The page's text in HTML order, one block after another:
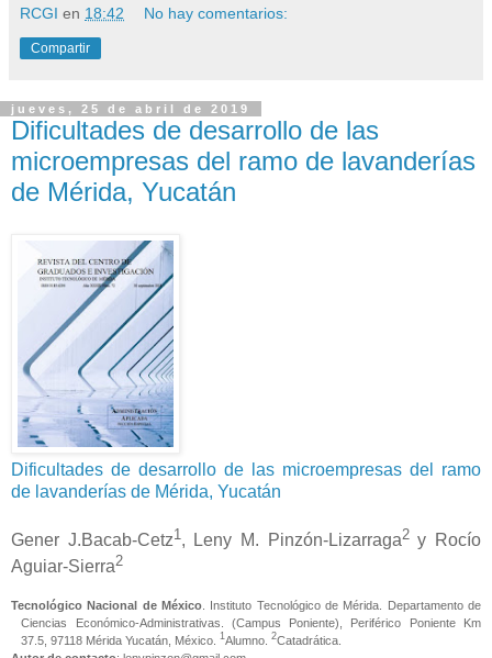
RCGI en 18:42 No hay comentarios:
Compartir
jueves, 25 de abril de 2019
Dificultades de desarrollo de las
microempresas del ramo de lavanderías
de Mérida, Yucatán
Dificultades de desarrollo de las microempresas del ramo
de lavanderías de Mérida, Yucatán
Gener J.Bacab-Cetz1, Leny M. Pinzón-Lizarraga2y Rocío
Aguiar-Sierra2
Tecnológico Nacional de México . Instituto Tecnológico de Mérida. Departamento de
Ciencias Económico-Administrativas. (Campus Poniente), Periférico Poniente Km
37.5, 97118 Mérida Yucatán, México.1Alumno.2Catadrática.